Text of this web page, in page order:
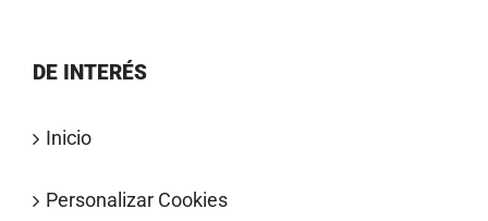
DE INTERÉS
Inicio
Personalizar Cookies